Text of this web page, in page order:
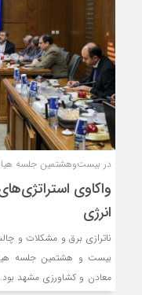
در بیست‌وهشتمین جلسه
واکاوی
انرژی
ناترازی برق و مشکلات و
بیست و هشتمین جلسه هیات
معادن و کشاورزی مشهد